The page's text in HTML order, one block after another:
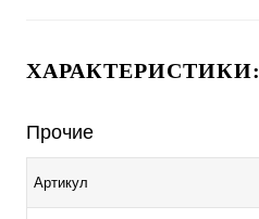
ХАРАКТЕРИСТИКИ:
Прочие
Артикул